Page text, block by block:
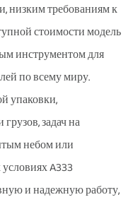
низким требованиям к
стоимости модель
инструментом для
по всему миру.
упаковки,
задач на
небом или
A333
и надежную работу,